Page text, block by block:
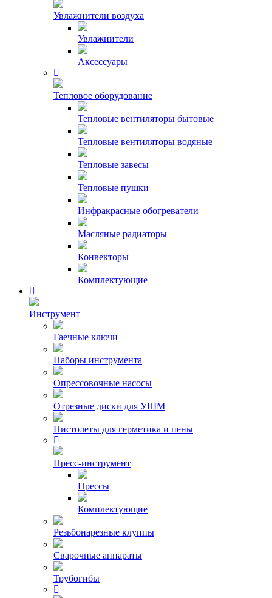
Увлажнители воздуха
Увлажнители
Аксессуары
Тепловое оборудование
Тепловые вентиляторы бытовые
Тепловые вентиляторы водяные
Тепловые завесы
Тепловые пушки
Инфракрасные обогреватели
Масляные радиаторы
Конвекторы
Комплектующие
Инструмент
Гаечные ключи
Наборы инструмента
Опрессовочные насосы
Отрезные диски для УШМ
Пистолеты для герметика и пены
Пресс-инструмент
Прессы
Комплектующие
Резьбонарезные клуппы
Сварочные аппараты
Трубогибы